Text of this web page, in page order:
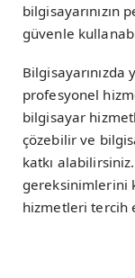
bilgisayarınızın
güvenle
profesyonel
bilgisayar
çözebilir ve
katkı
gereksinimlerini
hizmetleri tercih